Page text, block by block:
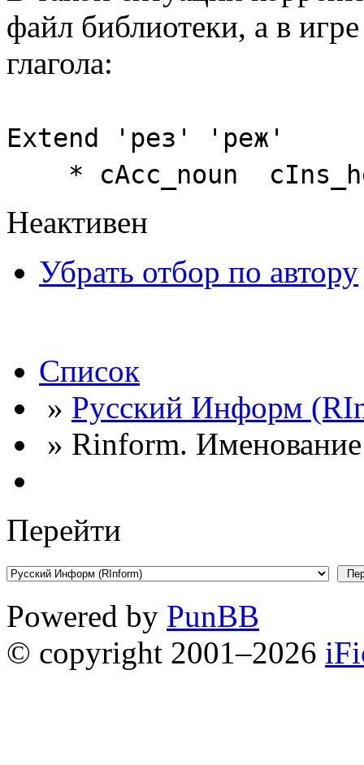
файл библиотеки, а в
глагола:
Extend 'рез' 'реж'
* cAcc_noun
Неактивен
Убрать отбор по автору
Список
» Русский Информ
» Rinform. Именование
Перейти
Powered by PunBB
© copyright 2001–2026